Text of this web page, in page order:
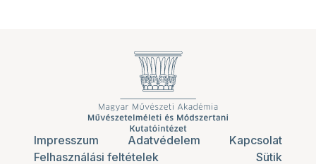
Impresszum Adatvédelem
Kapcsolat
Felhasználási feltételek
Sütik